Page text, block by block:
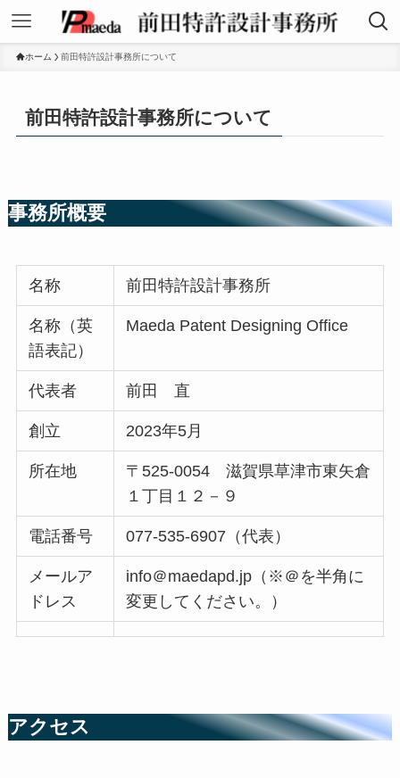
ホーム 前田特許設計事務所について
前田特許設計事務所について
事務所概要
名称 前田特許設計事務所
名称（英
語表記）
Maeda Patent Designing Office
代表者 前田 直
創立 2023年5月
所在地
〒525-0054 滋賀県草津市東矢倉
１丁目１２－９
電話番号 077-535-6907（代表）
メールア
ドレス
info＠maedapd.jp（※＠を半角に
変更してください。）
アクセス